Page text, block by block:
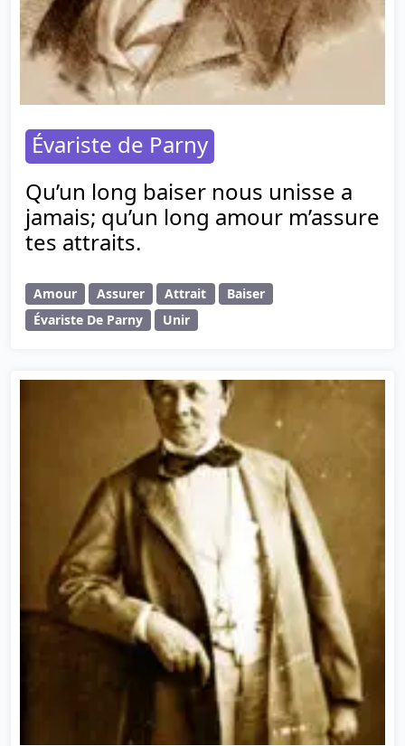
Évariste de Parny
Qu’un long baiser nous unisse a
jamais; qu’un long amour m’assure
tes attraits.
Amour Assurer Attrait
Baiser
Évariste De Parny
Unir